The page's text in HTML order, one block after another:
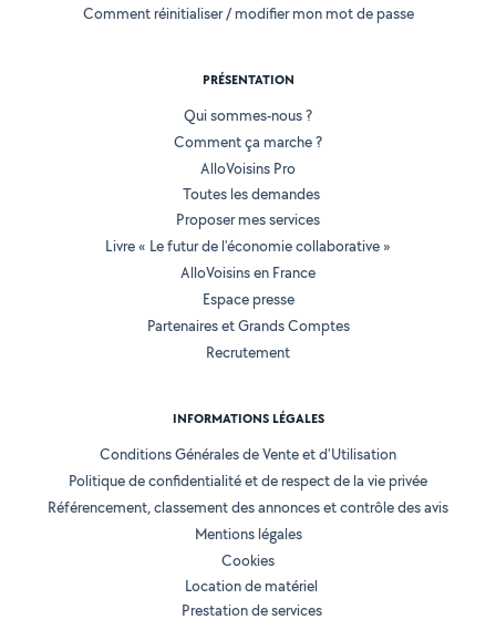
Comment réinitialiser / modifier mon mot de passe
PRÉSENTATION
Qui sommes-nous ?
Comment ça marche ?
AlloVoisins Pro
Toutes les demandes
Proposer mes services
Livre « Le futur de l'économie collaborative »
AlloVoisins en France
Espace presse
Partenaires et Grands Comptes
Recrutement
INFORMATIONS LÉGALES
Conditions Générales de Vente et d'Utilisation
Politique de confidentialité et de respect de la vie privée
Référencement, classement des annonces et contrôle des avis
Mentions légales
Cookies
Location de matériel
Prestation de services